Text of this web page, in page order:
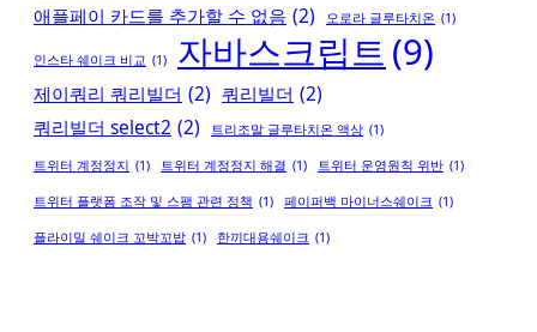
애플페이 카드를 추가할 수 없음 (2) 오로라 글루타치온 (1)
인스타 쉐이크 비교 (1) 자바스크립트 (9)
제이쿼리 쿼리빌더 (2) 쿼리빌더 (2)
쿼리빌더 select2 (2) 트리조말 글루타치온 액상 (1)
트위터 계정정지 (1) 트위터 계정정지 해결 (1) 트위터 운영원칙 위반 (1)
트위터 플랫폼 조작 및 스팸 관련 정책 (1) 페이퍼백 마이너스쉐이크 (1)
플라이밀 쉐이크 꼬박꼬밥 (1) 한끼대용쉐이크 (1)